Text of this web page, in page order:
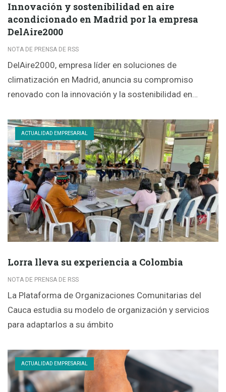
Innovación y sostenibilidad en aire
acondicionado en Madrid por la empresa
DelAire2000
NOTA DE PRENSA DE RSS
DelAire2000, empresa líder en soluciones de
climatización en Madrid, anuncia su compromiso
renovado con la innovación y la sostenibilidad en…
ACTUALIDAD EMPRESARIAL
Lorra lleva su experiencia a Colombia
NOTA DE PRENSA DE RSS
La Plataforma de Organizaciones Comunitarias del
Cauca estudia su modelo de organización y servicios
para adaptarlos a su ámbito
ACTUALIDAD EMPRESARIAL